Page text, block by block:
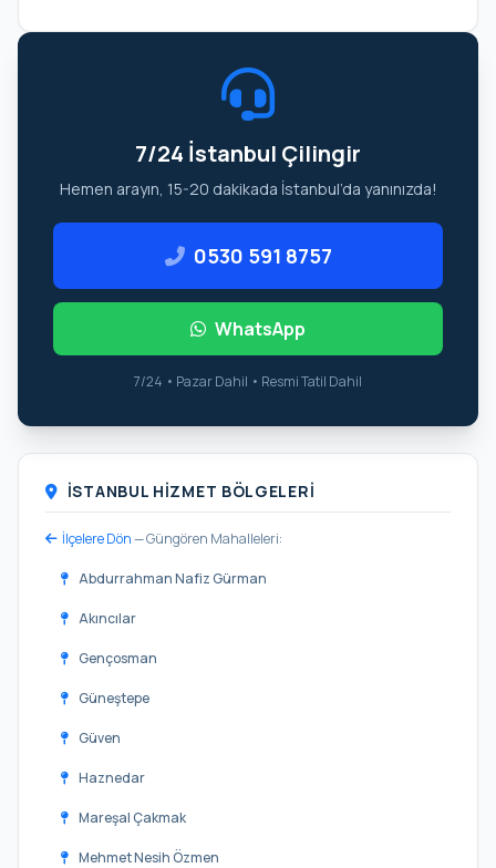
7/24 İstanbul Çilingir
Hemen arayın, 15-20 dakikada İstanbul’da yanınızda!
0530 591 8757
WhatsApp
7/24 • Pazar Dahil • Resmi Tatil Dahil
İSTANBUL HIZMET BÖLGELERI
İlçelere Dön— Güngören Mahalleleri:
Abdurrahman Nafiz Gürman
Akıncılar
Gençosman
Güneştepe
Güven
Haznedar
Mareşal Çakmak
Mehmet Nesih Özmen